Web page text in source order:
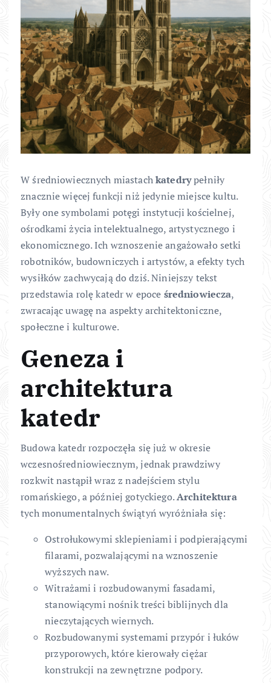
W średniowiecznych miastachkatedrypełniły
znacznie więcej funkcji niż jedynie miejsce kultu.
Były one symbolami potęgi instytucji kościelnej,
ośrodkami życia intelektualnego, artystycznego i
ekonomicznego. Ich wznoszenie angażowało setki
robotników, budowniczych i artystów, a efekty tych
wysiłków zachwycają do dziś. Niniejszy tekst
przedstawia rolę katedr w epoce średniowiecza,
zwracając uwagę na aspekty architektoniczne,
społeczne i kulturowe.
Geneza i
architektura
katedr
Budowa katedr rozpoczęła się już w okresie
wczesnośredniowiecznym, jednak prawdziwy
rozkwit nastąpił wraz z nadejściem stylu
romańskiego, a później gotyckiego.Architektura
tych monumentalnych świątyń wyróżniała się:
Ostrołukowymi sklepieniami i podpierającymi
filarami, pozwalającymi na wznoszenie
wyższych naw.
Witrażami i rozbudowanymi fasadami,
stanowiącymi nośnik treści biblijnych dla
nieczytających wiernych.
Rozbudowanymi systemami przypór i łuków
przyporowych, które kierowały ciężar
konstrukcji na zewnętrzne podpory.